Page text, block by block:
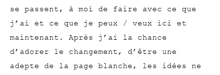
se passent, à moi de faire avec ce que
j’ai et ce que je peux / veux ici et
maintenant. Après j’ai la chance
d’adorer le changement, d’être une
adepte de la page blanche, les idées ne